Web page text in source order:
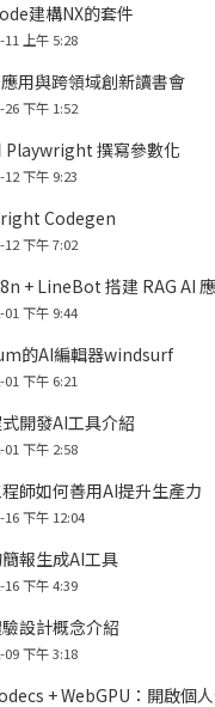
建構NX的套件
11 上午 5:28
用與跨領域創新讀書會
26 下午 1:52
Playwright 撰寫參數化
12 下午 9:23
Codegen
12 下午 7:02
+ LineBot 搭建 RAG AI
01 下午 9:44
的AI編輯器windsurf
01 下午 6:21
開發AI工具介紹
01 下午 2:58
師如何善用AI提升生產力
16 下午 12:04
報生成AI工具
16 下午 4:39
設計概念介紹
09 下午 3:18
+ WebGPU：開啟個